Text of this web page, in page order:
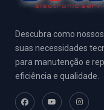
Descubra como
suas necessidades
para manutenção e
eficiência e qualidade.